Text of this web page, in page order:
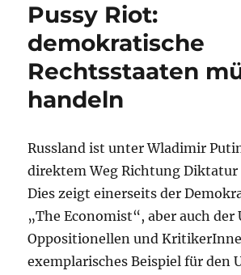
Pussy Riot:
demokratische
Rechtsstaaten
handeln
Russland ist unter Wladimir
direktem Weg Richtung Diktatur
Dies zeigt einerseits der
„The Economist“, aber auch
Oppositionellen und
exemplarisches Beispiel für den